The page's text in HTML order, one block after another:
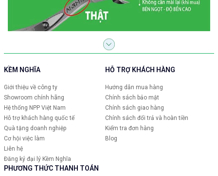
KỀM NGHĨA
Giới thiệu về công ty
Showroom chính hãng
Hệ thống NPP Việt Nam
Hỗ trợ khách hàng quốc tế
Quà tặng doanh nghiệp
Cơ hội việc làm
Liên hệ
Đăng ký đại lý Kềm Nghĩa
HỖ TRỢ KHÁCH HÀNG
Hướng dẫn mua hàng
Chính sách bảo mật
Chính sách giao hàng
Chính sách đổi trả và hoàn tiền
Kiểm tra đơn hàng
Blog
PHƯƠNG THỨC THANH TOÁN